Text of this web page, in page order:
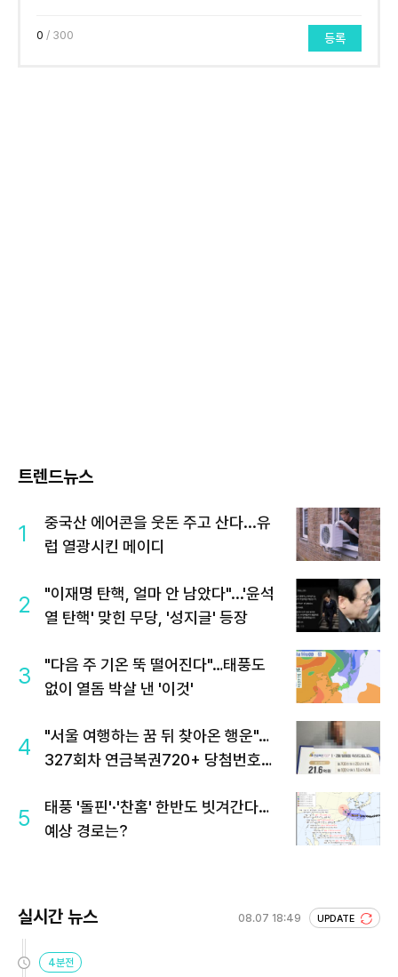
0 / 300 등록
트렌드뉴스
1
중국산 에어콘을 웃돈 주고 산다...유
럽 열광시킨 메이디
2
"이재명 탄핵, 얼마 안 남았다"...'윤석
열 탄핵' 맞힌 무당, '성지글' 등장
3
"다음 주 기온 뚝 떨어진다"…태풍도
없이 열돔 박살 낸 '이것'
4
"서울 여행하는 꿈 뒤 찾아온 행운"…
327회차 연금복권720+ 당첨번호조
5
태풍 '돌핀'·'찬홈' 한반도 빗겨간다…
예상 경로는?
실시간 뉴스 08.07 18:49 UPDATE
4분전